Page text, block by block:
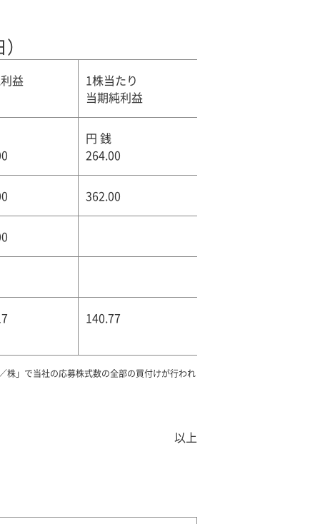
益
1株当たり
当期純利益
円 銭
264.00
362.00
140.77
株」で当社の応募株式数の全部の買付けが行われ
以上